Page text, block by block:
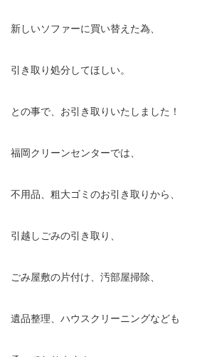
新しいソファーに買い替えた為、
引き取り処分してほしい。
との事で、お引き取りいたしました！
福岡クリーンセンターでは、
不用品、粗大ゴミのお引き取りから、
引越しごみの引き取り、
ごみ屋敷の片付け、汚部屋掃除、
遺品整理、ハウスクリーニングなども